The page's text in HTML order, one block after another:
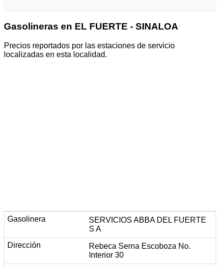
Gasolineras en EL FUERTE - SINALOA
Precios reportados por las estaciones de servicio
localizadas en esta localidad.
SERVICIOS ABBA DEL FUERTE
S A
Rebeca Serna Escoboza No.
Interior 30